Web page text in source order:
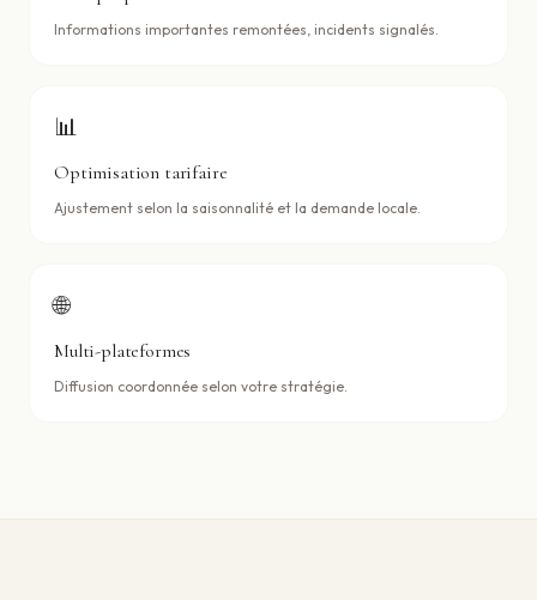
Informations importantes remontées, incidents signalés.
📊
Optimisation tarifaire
Ajustement selon la saisonnalité et la demande locale.
🌐
Multi-plateformes
Diffusion coordonnée selon votre stratégie.